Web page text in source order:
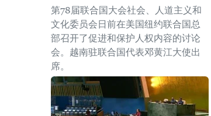
第78届联合国大会社会、人道主义和
文化委员会日前在美国纽约联合国总
部召开了促进和保护人权内容的讨论
会。越南驻联合国代表邓黄江大使出
席。